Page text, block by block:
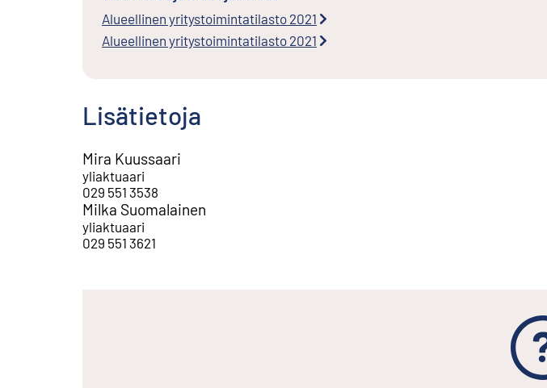
Alueellinen yritystoimintatilasto 2021
Alueellinen yritystoimintatilasto 2021
Lisätietoja
Mira Kuussaari
yliaktuaari
029 551 3538
Milka Suomalainen
yliaktuaari
029 551 3621